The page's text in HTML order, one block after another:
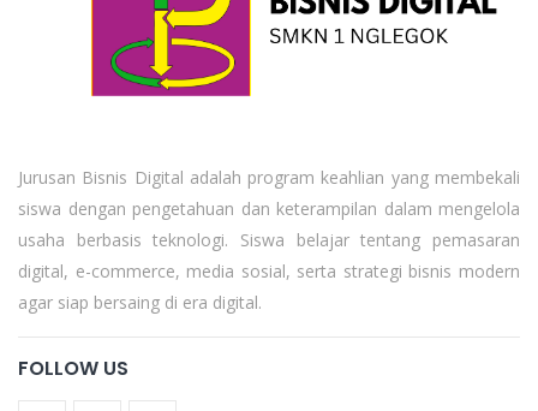
Jurusan Bisnis Digital adalah program keahlian yang membekali
siswa dengan pengetahuan dan keterampilan dalam mengelola
usaha berbasis teknologi. Siswa belajar tentang pemasaran
digital, e-commerce, media sosial, serta strategi bisnis modern
agar siap bersaing di era digital.
FOLLOW US